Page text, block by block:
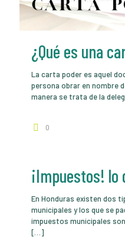
¿Qué es una
La carta poder es aquel
persona obrar en nombre
manera se trata de la
0
¡Impuestos!
En Honduras existen dos
municipales y los que se
impuestos municipales
[…]